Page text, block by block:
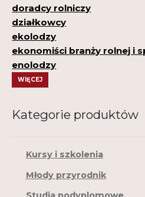
doradcy rolniczy
działkowcy
ekolodzy
ekonomiści branży rolnej i
enolodzy
WIĘCEJ
Kategorie produktów
Kursy i szkolenia
Młody przyrodnik